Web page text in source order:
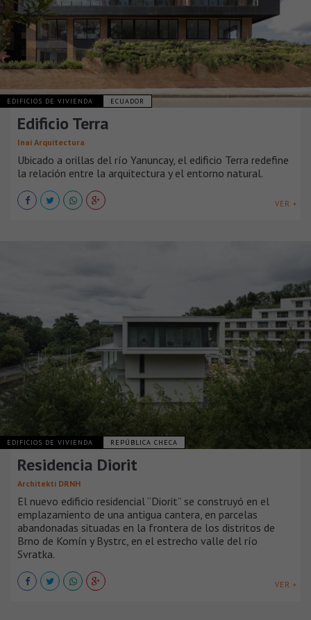
EDIFICIOS DE VIVIENDA ECUADOR
Edificio Terra
Inai Arquitectura
Ubicado a orillas del río Yanuncay, el edificio Terra redefine
la relación entre la arquitectura y el entorno natural.
VER +
EDIFICIOS DE VIVIENDA REPÚBLICA CHECA
Residencia Diorit
Architekti DRNH
El nuevo edificio residencial “Diorit” se construyó en el
emplazamiento de una antigua cantera, en parcelas
abandonadas situadas en la frontera de los distritos de
Brno de Komín y Bystrc, en el estrecho valle del río
Svratka.
VER +